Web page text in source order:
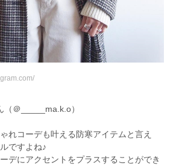
＠_____ma.k.o）
れコーデも叶える防寒アイテムと言え
ですよね♪
デにアクセントをプラスすることができ